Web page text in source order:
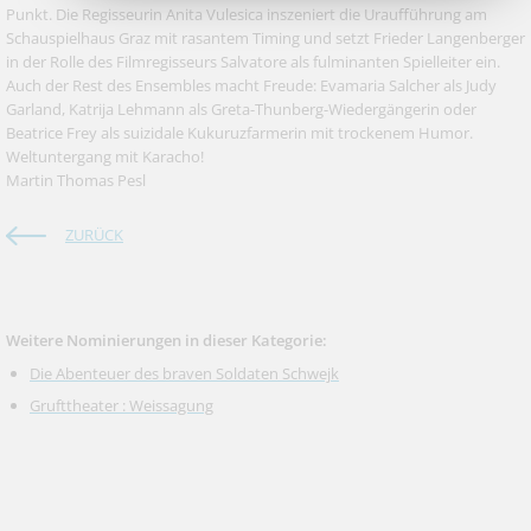
Punkt. Die Regisseurin Anita Vulesica inszeniert die Uraufführung am
Schauspielhaus Graz mit rasantem Timing und setzt Frieder Langenberger
in der Rolle des Filmregisseurs Salvatore als fulminanten Spielleiter ein.
Auch der Rest des Ensembles macht Freude: Evamaria Salcher als Judy
Garland, Katrija Lehmann als Greta-Thunberg-Wiedergängerin oder
Beatrice Frey als suizidale Kukuruzfarmerin mit trockenem Humor.
Weltuntergang mit Karacho!
Martin Thomas Pesl
ZURÜCK
Weitere Nominierungen in dieser Kategorie:
Die Abenteuer des braven Soldaten Schwejk
Grufttheater : Weissagung